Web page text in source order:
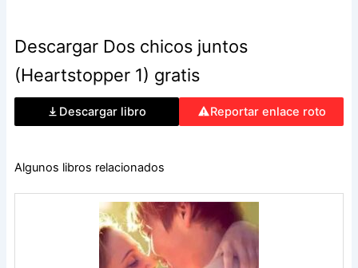
Descargar Dos chicos juntos
(Heartstopper 1) gratis
Descargar libro Reportar enlace roto
Algunos libros relacionados